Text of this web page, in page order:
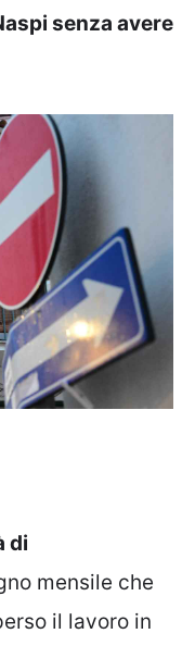
senza avere
di
mensile che
il lavoro in